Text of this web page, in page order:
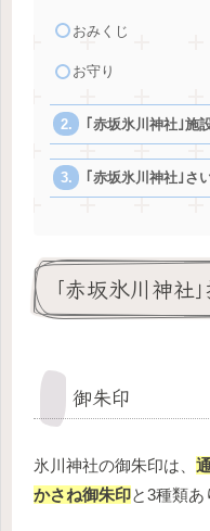
おみくじ
お守り
｢赤坂氷川神社｣施
｢赤坂氷川神社｣さ
｢赤坂氷川神社
御朱印
氷川神社の御朱印は、
かさね御朱印と3種類あ